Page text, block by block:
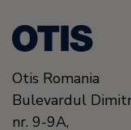
Otis Romania
Bulevardul
nr. 9-9A,